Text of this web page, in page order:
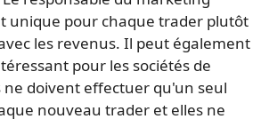
unique pour chaque trader plutôt
les revenus. Il peut également
pour les sociétés de
ne doivent effectuer qu'un seul
nouveau trader et elles ne